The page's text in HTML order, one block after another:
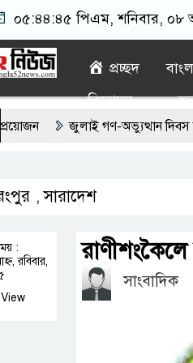
০৫:৪৪:৪৬ পিএম, শনিবার, ০৮
প্রচ্ছদ
বিনোদন
জুলাই গণ-অভ্যুত্থান দিবস উপলক্ষে
সৌদিতে বাংলাদেশিদের ব্যবসায়িক
লুটপাট ও পাচারমুখী বাজেট
,সারাদেশ
সাংবাদিক
:
রবিবার,